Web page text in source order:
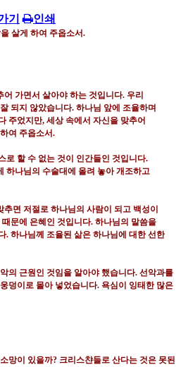
기 인쇄
살게 하여 주옵소서.
어 가면서 살아야 하는 것입니다. 우리
되지 않았습니다. 하나님 앞에 조율하며
주었지만, 세상 속에서 자신을 맞추어
여 주옵소서.
로 할 수 없는 것이 인간들인 것입니다.
하나님의 수술대에 올려 놓아 개조하고
면 저절로 하나님의 사람이 되고 백성이
문에 은혜인 것입니다. 하나님의 말씀을
. 하나님께 조율된 삶은 하나님에 대한 선한
의 근원인 것임을 알아야 했습니다. 선악과를
덩이로 몰아 넣었습니다. 욕심이 잉태한 많은
망이 있을까? 크리스챤들로 산다는 것은 못된